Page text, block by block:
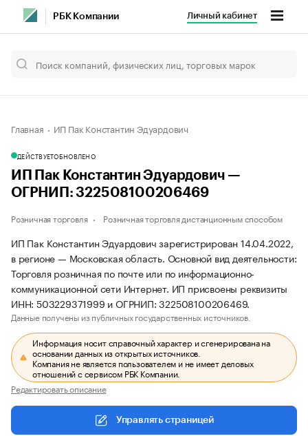
РБК Компании Личный кабинет
Главная ИП Пак Константин Эдуардович
ДЕЙСТВУЕТОБНОВЛЕНО
ИП Пак Константин Эдуардович —
ОГРНИП: 322508100206469
Розничная торговля Розничная торговля дистанционным способом
ИП Пак Константин Эдуардович зарегистрирован 14.04.2022,
в регионе — Московская область. Основной вид деятельности:
Торговля розничная по почте или по информационно-
коммуникационной сети Интернет. ИП присвоены реквизиты
ИНН: 503229371999 и ОГРНИП: 322508100206469.
Данные получены из публичных государственных источников.
Информация носит справочный характер и сгенерирована на
основании данных из открытых источников.
Компания не является пользователем и не имеет деловых
отношений с сервисом РБК Компании.
Редактировать описание
Управлять страницей